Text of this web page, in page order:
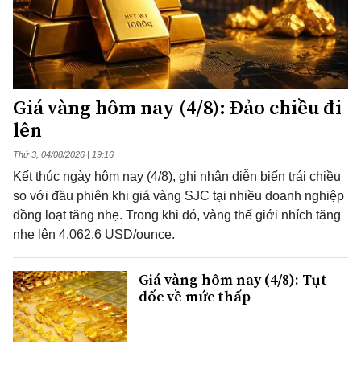
Giá vàng hôm nay (4/8): Đảo chiều đi
lên
Thứ 3, 04/08/2026 | 19:16
Kết thúc ngày hôm nay (4/8), ghi nhận diễn biến trái chiều
so với đầu phiên khi giá vàng SJC tại nhiều doanh nghiệp
đồng loạt tăng nhẹ. Trong khi đó, vàng thế giới nhích tăng
nhẹ lên 4.062,6 USD/ounce.
Giá vàng hôm nay (4/8): Tụt
dốc về mức thấp